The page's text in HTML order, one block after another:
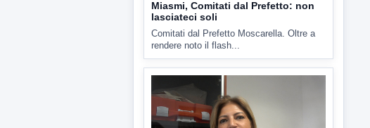
Miasmi, Comitati dal Prefetto: non
lasciateci soli
Comitati dal Prefetto Moscarella. Oltre a
rendere noto il flash...